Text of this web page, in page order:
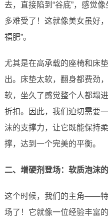
去，直接陷到“谷底”，感觉
多难受了！这就像美女虽好
福肥”。
尤其是在高承载的座椅和床
出。床垫太软，翻身都费劲
软，坐久了感觉整个人都塌
折扣。因此，我们迫切需要
沫的支撑力，让它既能保持
撑，达到一个完美的平衡。
二、增硬剂登场：软质泡沫
这个时候，我们的主角——
场了！它就像一位经验丰富